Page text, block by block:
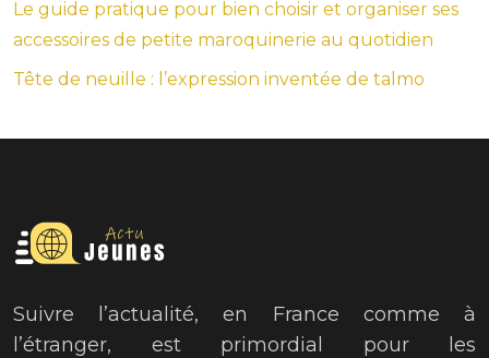
Le guide pratique pour bien choisir et organiser ses
accessoires de petite maroquinerie au quotidien
Tête de neuille : l’expression inventée de talmo
Suivre l’actualité, en France comme à
l’étranger, est primordial pour les